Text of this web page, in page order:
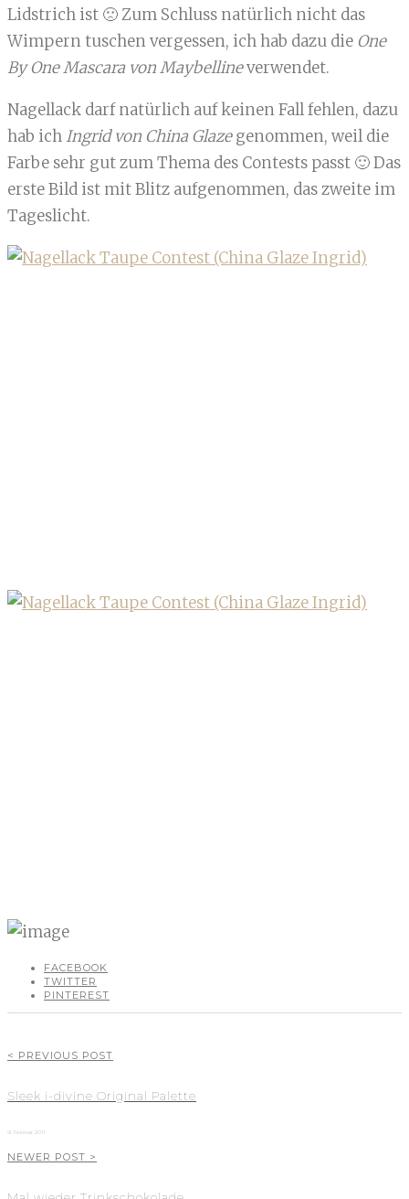
Lidstrich ist 🙁 Zum Schluss natürlich nicht das
Wimpern tuschen vergessen, ich hab dazu die One
By One Mascara von Maybellineverwendet.
Nagellack darf natürlich auf keinen Fall fehlen, dazu
hab ichIngrid von China Glazegenommen, weil die
Farbe sehr gut zum Thema des Contests passt 🙂 Das
erste Bild ist mit Blitz aufgenommen, das zweite im
Tageslicht.
FACEBOOK
TWITTER
PINTEREST
< PREVIOUS POST
Sleek i-divine Original Palette
9. Februar 2011
NEWER POST >